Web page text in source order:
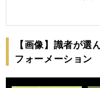
【画像】識者が選
フォーメーション